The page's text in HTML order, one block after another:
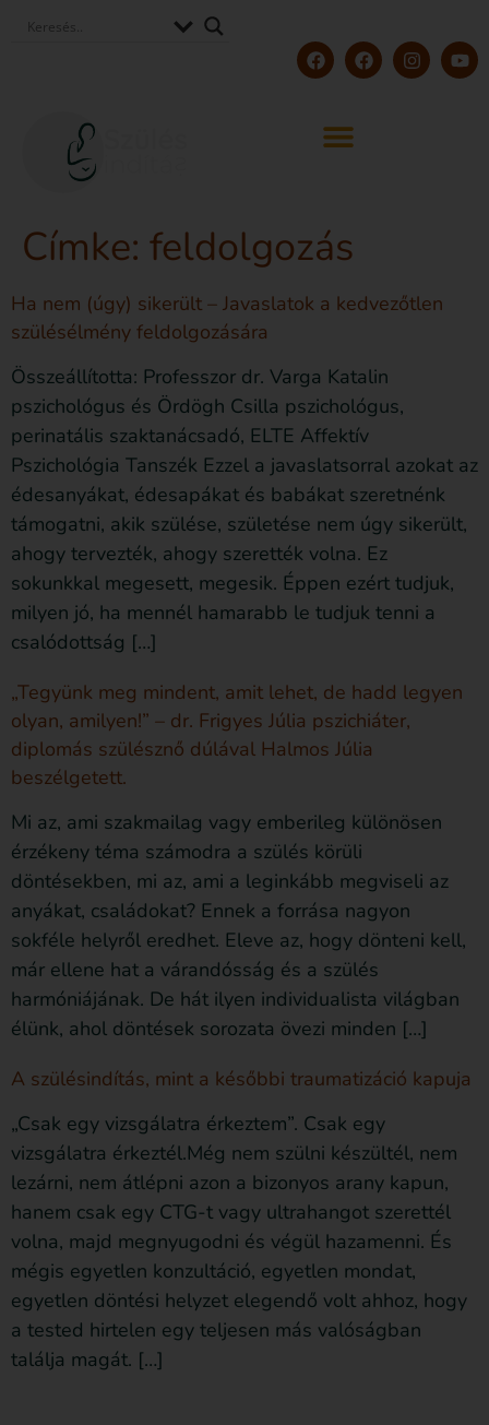
Címke: feldolgozás
Ha nem (úgy) sikerült – Javaslatok a kedvezőtlen
szülésélmény feldolgozására
Összeállította: Professzor dr. Varga Katalin
pszichológus és Ördögh Csilla pszichológus,
perinatális szaktanácsadó, ELTE Affektív
Pszichológia Tanszék Ezzel a javaslatsorral azokat az
édesanyákat, édesapákat és babákat szeretnénk
támogatni, akik szülése, születése nem úgy sikerült,
ahogy tervezték, ahogy szerették volna. Ez
sokunkkal megesett, megesik. Éppen ezért tudjuk,
milyen jó, ha mennél hamarabb le tudjuk tenni a
csalódottság […]
„Tegyünk meg mindent, amit lehet, de hadd legyen
olyan, amilyen!” – dr. Frigyes Júlia pszichiáter,
diplomás szülésznő dúlával Halmos Júlia
beszélgetett.
Mi az, ami szakmailag vagy emberileg különösen
érzékeny téma számodra a szülés körüli
döntésekben, mi az, ami a leginkább megviseli az
anyákat, családokat? Ennek a forrása nagyon
sokféle helyről eredhet. Eleve az, hogy dönteni kell,
már ellene hat a várandósság és a szülés
harmóniájának. De hát ilyen individualista világban
élünk, ahol döntések sorozata övezi minden […]
A szülésindítás, mint a későbbi traumatizáció kapuja
„Csak egy vizsgálatra érkeztem”. Csak egy
vizsgálatra érkeztél.Még nem szülni készültél, nem
lezárni, nem átlépni azon a bizonyos arany kapun,
hanem csak egy CTG-t vagy ultrahangot szerettél
volna, majd megnyugodni és végül hazamenni. És
mégis egyetlen konzultáció, egyetlen mondat,
egyetlen döntési helyzet elegendő volt ahhoz, hogy
a tested hirtelen egy teljesen más valóságban
találja magát. […]